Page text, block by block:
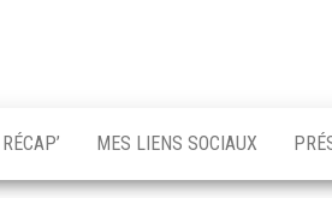
MES LIENS SOCIAUX